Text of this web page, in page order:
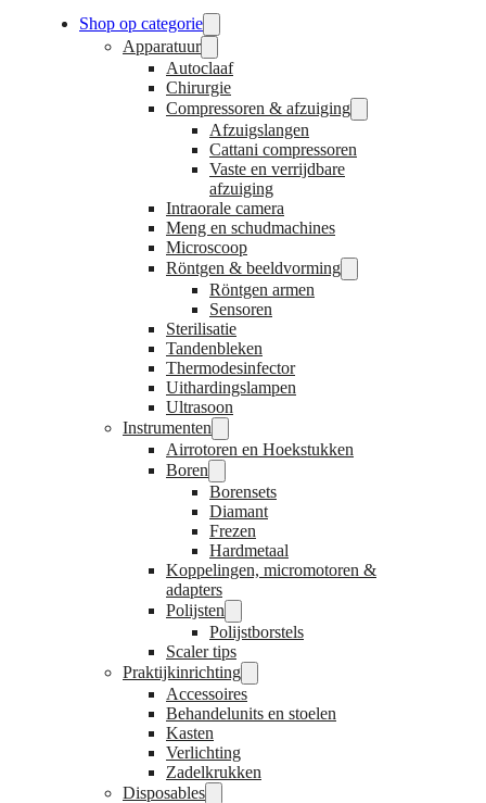
Shop op categorie
Apparatuur
Autoclaaf
Chirurgie
Compressoren & afzuiging
Afzuigslangen
Cattani compressoren
Vaste en verrijdbare
afzuiging
Intraorale camera
Meng en schudmachines
Microscoop
Röntgen & beeldvorming
Röntgen armen
Sensoren
Sterilisatie
Tandenbleken
Thermodesinfector
Uithardingslampen
Ultrasoon
Instrumenten
Airrotoren en Hoekstukken
Boren
Borensets
Diamant
Frezen
Hardmetaal
Koppelingen, micromotoren &
adapters
Polijsten
Polijstborstels
Scaler tips
Praktijkinrichting
Accessoires
Behandelunits en stoelen
Kasten
Verlichting
Zadelkrukken
Disposables